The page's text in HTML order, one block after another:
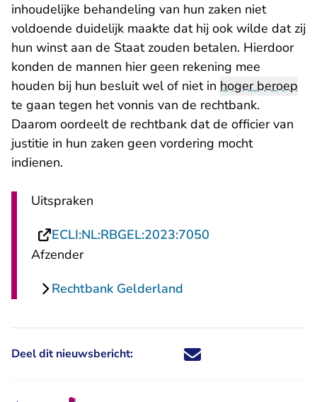
inhoudelijke behandeling van hun zaken niet
voldoende duidelijk maakte dat hij ook wilde dat zij
hun winst aan de Staat zouden betalen. Hierdoor
konden de mannen hier geen rekening mee
houden bij hun besluit wel of niet in hoger beroep
te gaan tegen het vonnis van de rechtbank.
Daarom oordeelt de rechtbank dat de officier van
justitie in hun zaken geen vordering mocht
indienen.
Uitspraken
ECLI:NL:RBGEL:2023:7050
Afzender
Rechtbank Gelderland
Deel dit nieuwsbericht: Deel dit nieuwsbericht via X -
Deel dit nieuwsbericht via
Deel dit nieuwsbericht
Deel dit